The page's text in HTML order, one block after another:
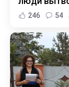
246 54